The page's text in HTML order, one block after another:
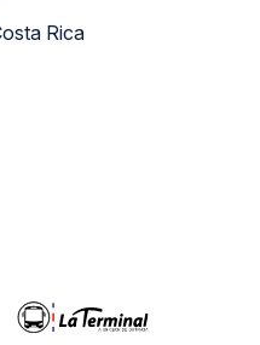
La terminal Costa Rica